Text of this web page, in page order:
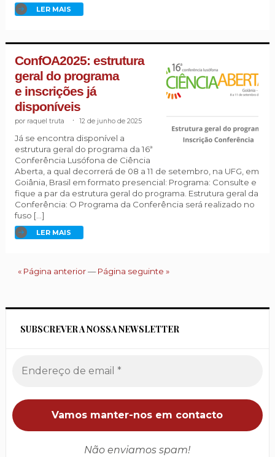
LER MAIS
ConfOA2025: estrutura
geral do programa
e inscrições já
disponíveis
raquel truta 12 de junho de 2025
Já se encontra disponível a
estrutura geral do programa da 16ª
Conferência Lusófona de Ciência
Aberta, a qual decorrerá de 08 a 11 de setembro, na UFG, em
Goiânia, Brasil em formato presencial: Programa: Consulte e
fique a par da estrutura geral do programa. Estrutura geral da
Conferência: O Programa da Conferência será realizado no
fuso […]
LER MAIS
« Página anterior—Página seguinte »
SUBSCREVER A NOSSA NEWSLETTER
Não enviamos spam!